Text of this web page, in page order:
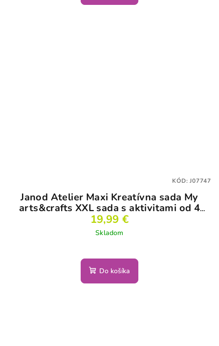
Janod Atelier Maxi Kreatívna sada My
arts&crafts XXL sada s aktivitami od 4
rokov
19,99 €
Skladom
Do košíka
KÓD:J07747